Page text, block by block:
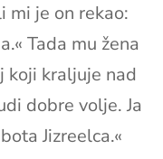
mi je on rekao:
Tada mu žena
koji kraljuje nad
dobre volje. Ja
Jizreelca.«